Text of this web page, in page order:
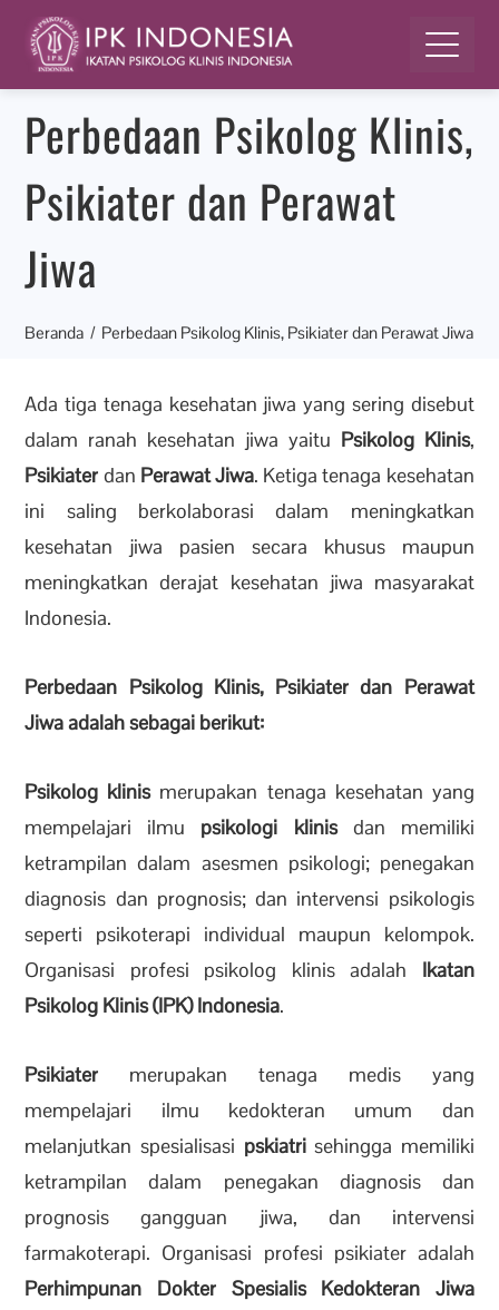
Perbedaan Psikolog Klinis,
Psikiater dan Perawat
Jiwa
Beranda Perbedaan Psikolog Klinis, Psikiater dan Perawat Jiwa
Ada tiga tenaga kesehatan jiwa yang sering disebut
dalam ranah kesehatan jiwa yaitu Psikolog Klinis,
Psikiater dan Perawat Jiwa. Ketiga tenaga kesehatan
ini saling berkolaborasi dalam meningkatkan
kesehatan jiwa pasien secara khusus maupun
meningkatkan derajat kesehatan jiwa masyarakat
Indonesia.
Perbedaan Psikolog Klinis, Psikiater dan Perawat
Jiwa adalah sebagai berikut:
Psikolog klinismerupakan tenaga kesehatan yang
mempelajari ilmu psikologi klinisdan memiliki
ketrampilan dalam asesmen psikologi; penegakan
diagnosis dan prognosis;dan intervensi psikologis
seperti psikoterapi individual maupun kelompok.
Organisasi profesi psikolog klinis adalah Ikatan
Psikolog Klinis (IPK) Indonesia.
Psikiater merupakan tenaga medis yang
mempelajari ilmu kedokteran umum dan
melanjutkan spesialisasi pskiatrisehingga memiliki
ketrampilan dalam penegakan diagnosis dan
prognosis gangguan jiwa, dan intervensi
farmakoterapi. Organisasi profesi psikiater adalah
Perhimpunan Dokter Spesialis Kedokteran Jiwa